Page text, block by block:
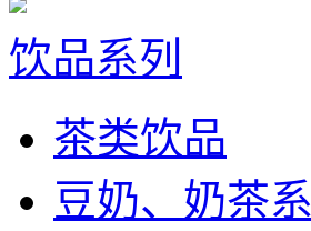
饮品系列
茶类饮品
豆奶、奶茶